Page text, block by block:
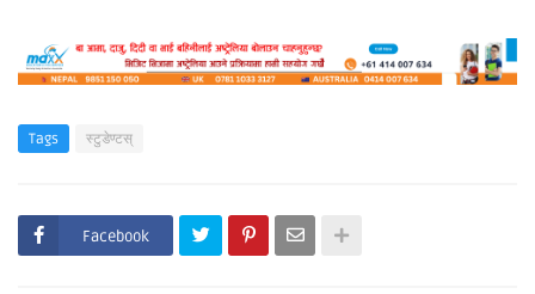
Tags स्टुडेण्टस्
Facebook